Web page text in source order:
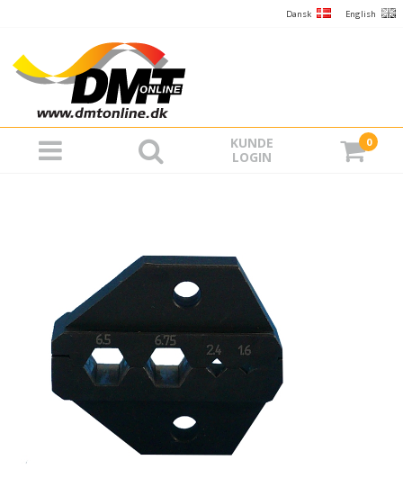
Dansk English
KUNDE
LOGIN
0